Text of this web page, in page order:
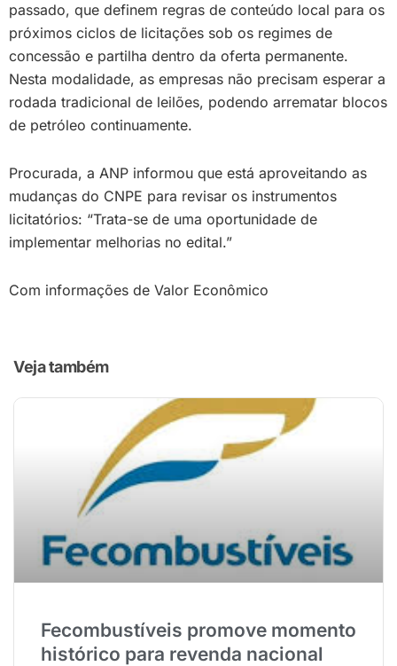
passado, que definem regras de conteúdo local para os
próximos ciclos de licitações sob os regimes de
concessão e partilha dentro da oferta permanente.
Nesta modalidade, as empresas não precisam esperar a
rodada tradicional de leilões, podendo arrematar blocos
de petróleo continuamente.
Procurada, a ANP informou que está aproveitando as
mudanças do CNPE para revisar os instrumentos
licitatórios: “Trata-se de uma oportunidade de
implementar melhorias no edital.”
Com informações de Valor Econômico
Veja também
Fecombustíveis promove momento
histórico para revenda nacional